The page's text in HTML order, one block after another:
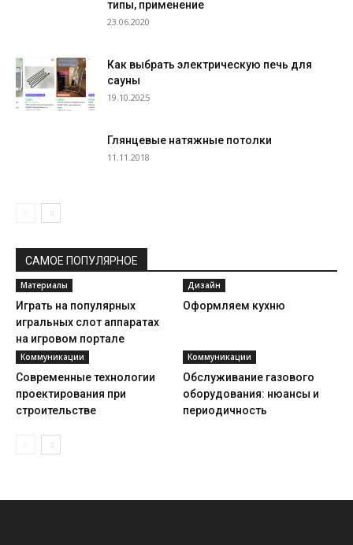
типы, применение
23.06.2020
Как выбрать электрическую печь для
сауны
19.10.2025
Глянцевые натяжные потолки
11.11.2018
САМОЕ ПОПУЛЯРНОЕ
Материалы
Играть на популярных
игральных слот аппаратах
на игровом портале
Lovevulkan
Дизайн
Оформляем кухню
Коммуникации
Современные технологии
проектирования при
строительстве
Коммуникации
Обслуживание газового
оборудования: нюансы и
периодичность